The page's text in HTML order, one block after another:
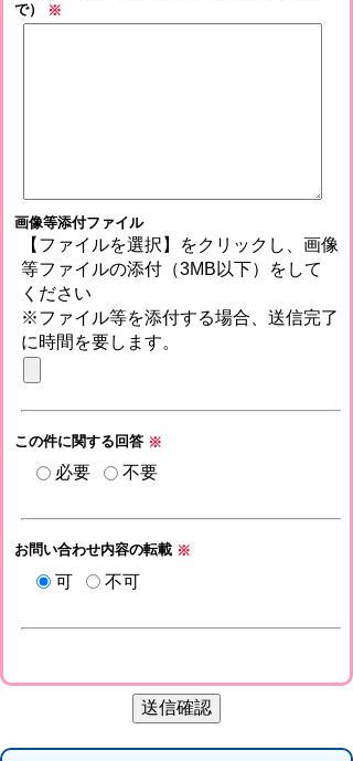
で）
※
画像等添付ファイル
【ファイルを選択】をクリックし、画像
等ファイルの添付（3MB以下）をして
ください
※ファイル等を添付する場合、送信完了
に時間を要します。
この件に関する回答 ※
必要 不要
お問い合わせ内容の転載 ※
可 不可